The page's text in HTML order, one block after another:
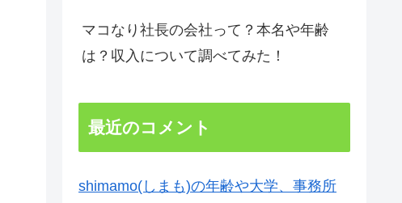
マコなり社長の会社って？本名や年齢
は？収入について調べてみた！
最近のコメント
shimamo(しまも)の年齢や大学、事務所